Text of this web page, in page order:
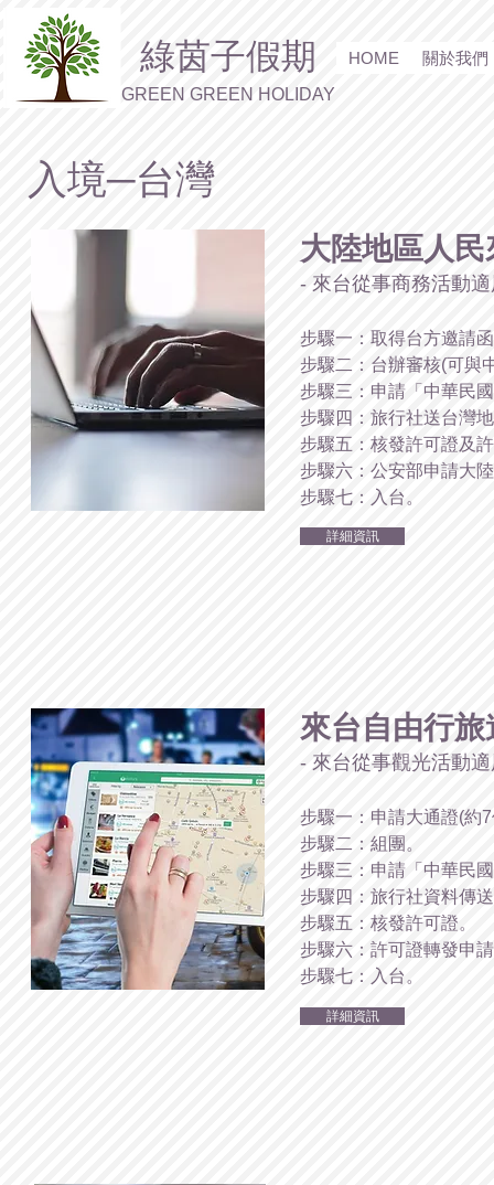
綠茵子假期
GREEN GREEN HOLIDAY
HOME 關於我們
入境─台灣
大陸地區人
- 來台從事商務活動
步驟一：取得台方邀請
步驟二：台辦審核(可與
步驟三：申請「中華民
步驟四：旅行社送台灣
步驟五：核發許可證及
步驟六：公安部申請大
步驟七：入台。
詳細資訊
來台自由行
- 來台從事觀光活動
步驟一：申請大通證(約
步驟二：組團。
步驟三：申請「中華民
步驟四：旅行社資料傳
步驟五：核發許可證。
步驟六：許可證轉發申
步驟七：入台。
詳細資訊